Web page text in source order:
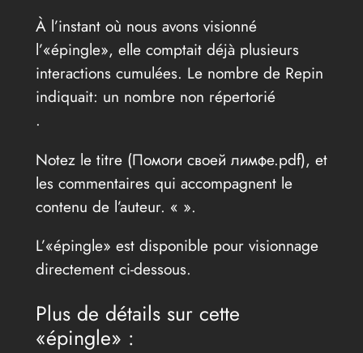
À l’instant où nous avons visionné
l’«épingle», elle comptait déjà plusieurs
interactions cumulées. Le nombre de Repin
indiquait: un nombre non répertorié
.
Notez le titre (Помоги своей лимфе.pdf), et
les commentaires qui accompagnent le
contenu de l’auteur. « ».
L’«épingle» est disponible pour visionnage
directement ci-dessous.
Plus de détails sur cette
«épingle» :